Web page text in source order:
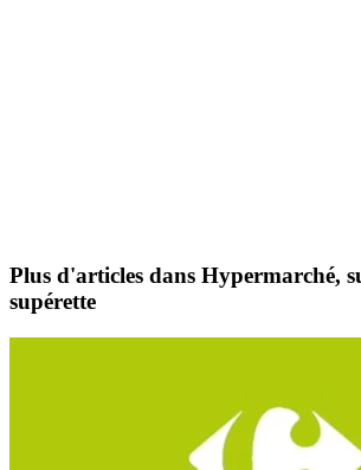
Plus d'articles dans Hypermarché,
supérette